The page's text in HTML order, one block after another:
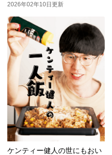
2026年02年10日更新
ケンティー健人の世にもおい